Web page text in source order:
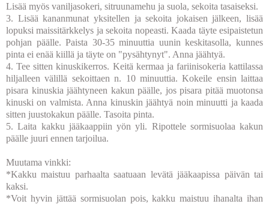
Lisää myös vaniljasokeri, sitruunamehu ja suola, sekoita tasaiseksi.
3. Lisää kananmunat yksitellen ja sekoita jokaisen jälkeen, lisää
lopuksi maissitärkkelys ja sekoita nopeasti. Kaada täyte esipaistetun
pohjan päälle. Paista 30-35 minuuttia uunin keskitasolla, kunnes
pinta ei enää kiillä ja täyte on "pysähtynyt". Anna jäähtyä.
4. Tee sitten kinuskikerros. Keitä kermaa ja fariinisokeria kattilassa
hiljalleen välillä sekoittaen n. 10 minuuttia. Kokeile ensin laittaa
pisara kinuskia jäähtyneen kakun päälle, jos pisara pitää muotonsa
kinuski on valmista. Anna kinuskin jäähtyä noin minuutti ja kaada
sitten juustokakun päälle. Tasoita pinta.
5. Laita kakku jääkaappiin yön yli. Ripottele sormisuolaa kakun
päälle juuri ennen tarjoilua.
Muutama vinkki:
*Kakku maistuu parhaalta saatuaan levätä jääkaapissa päivän tai
kaksi.
*Voit hyvin jättää sormisuolan pois, kakku maistuu ihanalta ihan